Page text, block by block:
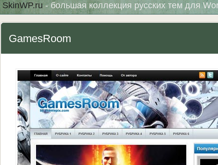
SkinWP.ru- большая коллекция русских тем для
GamesRoom